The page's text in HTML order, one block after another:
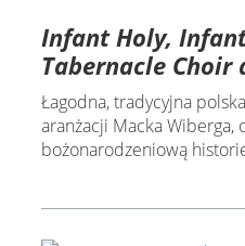
Infant Holy,
Tabernacle Choir
Łagodna, tradycyjna
aranżacji Macka Wiberga,
bożonarodzeniową